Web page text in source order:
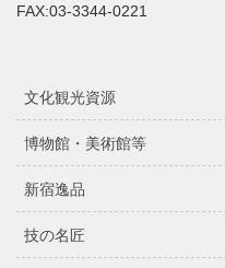
FAX:03-3344-0221
文化観光資源
博物館・美術館等
新宿逸品
技の名匠